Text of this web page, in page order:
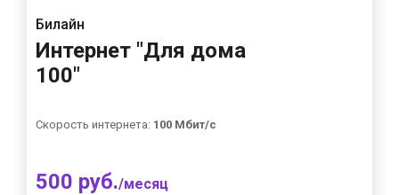
Билайн
Интернет "Для дома
100"
Скорость интернета: 100 Мбит/с
500 руб./месяц